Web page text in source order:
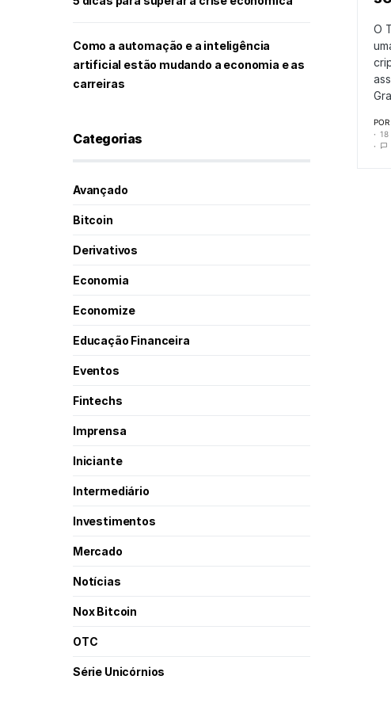
O
POR
18
Como a automação e a inteligência
artificial estão mudando a economia e as
carreiras
Categorias
Avançado
Bitcoin
Derivativos
Economia
Economize
Educação Financeira
Eventos
Fintechs
Imprensa
Iniciante
Intermediário
Investimentos
Mercado
Notícias
Nox Bitcoin
OTC
Série Unicórnios